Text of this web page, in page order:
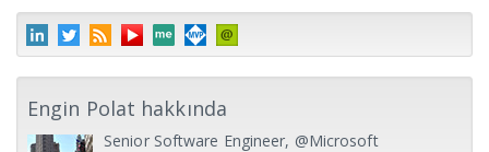
Engin Polat hakkında
Senior Software Engineer, @Microsoft